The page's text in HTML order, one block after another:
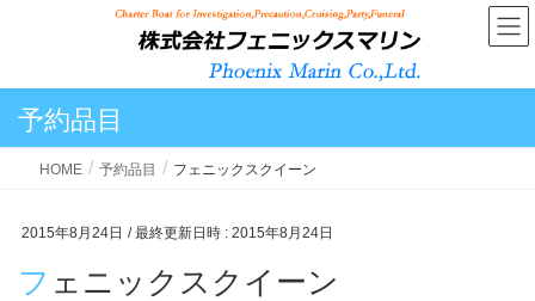
予約品目
HOME 予約品目 フェニックスクイーン
2015年8月24日 / 最終更新日時 : 2015年8月24日
フェニックスクイーン